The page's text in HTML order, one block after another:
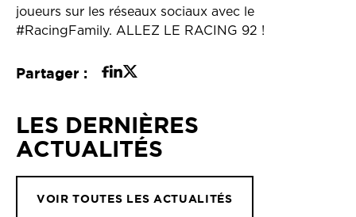
joueurs sur les réseaux sociaux avec le
#RacingFamily. ALLEZ LE RACING 92 !
Partager :
LES DERNIÈRES
ACTUALITÉS
VOIR TOUTES LES ACTUALITÉS